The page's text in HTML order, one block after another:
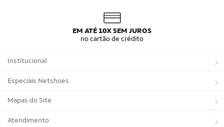
EM ATÉ 10X SEM JUROS
no cartão de crédito
Institucional
Sobre a Netshoes
Política de Privacidade
Programa de Afiliados
Especiais Netshoes
Suplementos
Corrida
Mapas do Site
Marcas
Atendimento